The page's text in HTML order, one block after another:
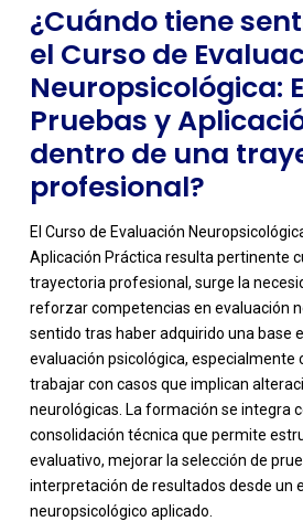
¿Cuándo tiene
el Curso de
Neuropsicológica:
Pruebas y
dentro de una
profesional?
El Curso de Evaluación
Aplicación Práctica resulta pertinente
trayectoria profesional, surge la
reforzar competencias en evaluación
sentido tras haber adquirido una base
evaluación psicológica, especialmente
trabajar con casos que implican
neurológicas. La formación se integra
consolidación técnica que permite
evaluativo, mejorar la selección de
interpretación de resultados desde un
neuropsicológico aplicado.